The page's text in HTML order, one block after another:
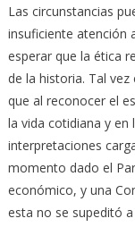
Las circunstancias
insuficiente atención
esperar que la ética
de la historia. Tal
que al reconocer el
la vida cotidiana y en
interpretaciones
momento dado el
económico, y una
esta no se supeditó